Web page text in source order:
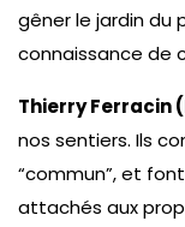
gêner le jardin du
connaissance de
Thierry Ferracin
nos sentiers. Ils
“commun”, et
attachés aux